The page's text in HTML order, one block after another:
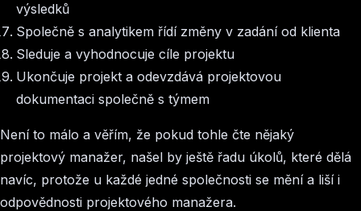
výsledků
Společně s analytikem řídí změny v zadání od klienta
Sleduje a vyhodnocuje cíle projektu
Ukončuje projekt a odevzdává projektovou
dokumentaci společně s týmem
Není to málo a věřím, že pokud tohle čte nějaký
projektový manažer, našel by ještě řadu úkolů, které dělá
navíc, protože u každé jedné společnosti se mění a liší i
odpovědnosti projektového manažera.